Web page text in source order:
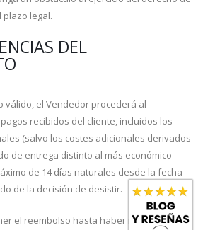
legal.
DEL
válido, el Vendedor procederá al
recibidos del cliente, incluidos los
(salvo los costes adicionales derivados
de entrega distinto al más económico
de 14 días naturales desde la fecha
de la decisión de desistir.
el reembolso hasta haber recibido los